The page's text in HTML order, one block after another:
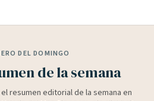
DEL DOMINGO
de la semana
resumen editorial de la semana en